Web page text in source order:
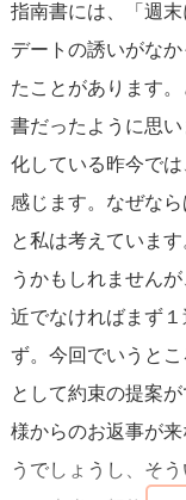
指南書には、「週
デートの誘いがな
たことがあります
書だったように思
化している昨今で
感じます。なぜな
と私は考えていま
うかもしれません
近でなければまず
ず。今回でいうと
として約束の提案
様からのお返事が
うでしょうし、そ